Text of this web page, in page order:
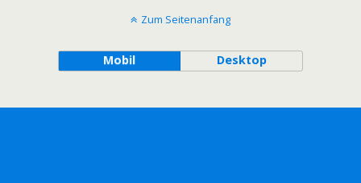
Zum Seitenanfang
Mobil Desktop